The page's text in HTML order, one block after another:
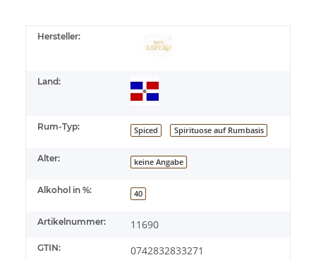
Hersteller:
Land:
Rum-Typ: Spiced Spirituose auf Rumbasis
Alter: keine Angabe
Alkohol in %: 40
Artikelnummer: 11690
GTIN: 0742832833271